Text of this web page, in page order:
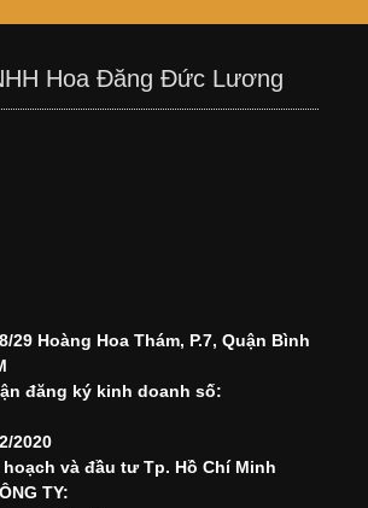
Hoa Đăng Đức Lương
29 Hoàng Hoa Thám, P.7, Quận Bình
đăng ký kinh doanh số:
2020
và đầu tư Tp. Hồ Chí Minh
TY: